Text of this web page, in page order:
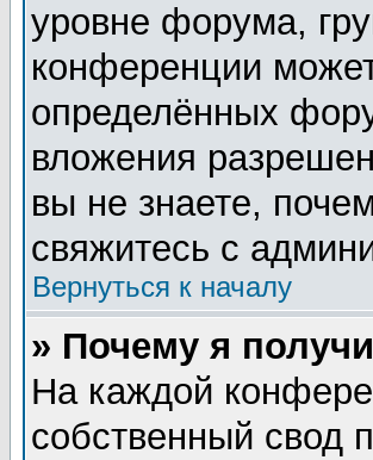
уровне форума,
конференции
определённых
вложения
вы не знаете,
свяжитесь с
Вернуться к началу
» Почему я
На каждой
собственный свод